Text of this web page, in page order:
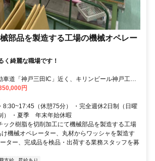
部品を製造する工場の機械オペレー
く綺麗な職場です！
円
8:30~17:45（休憩75分） ・完全週休2日制（日曜
） ・夏季 年末年始休暇
ック樹脂を切削加工にて機械部品を製造する工場
機械オペレーター、丸材からワッシャを製造す
ター、完成品を検品・出荷する業務スタッフを募